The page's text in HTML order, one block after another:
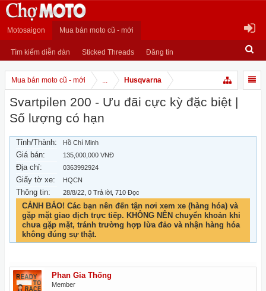
Motosaigon Mua bán moto cũ - mới
Tìm kiếm diễn đàn Sticked Threads Đăng tin
Mua bán moto cũ - mới ... Husqvarna
Svartpilen 200 - Ưu đãi cực kỳ đặc biệt |
Số lượng có hạn
Tỉnh/Thành: Hồ Chí Minh
Giá bán: 135,000,000 VNĐ
Địa chỉ: 0363992924
Giấy tờ xe: HQCN
Thông tin: 28/8/22 , 0 Trả lời, 710 Đọc
CẢNH BÁO! Các bạn nên đến tận nơi xem xe (hàng hóa) và
gặp mặt giao dịch trực tiếp. KHÔNG NÊN chuyển khoản khi
chưa gặp mặt, tránh trường hợp lừa đảo và nhận hàng hóa
không đúng sự thật.
Phan Gia Thống
Member